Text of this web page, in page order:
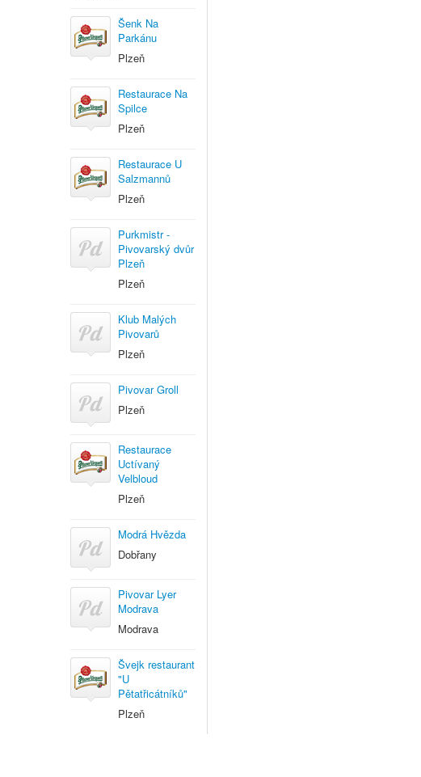
Šenk Na
Parkánu
Plzeň
Restaurace Na
Spilce
Plzeň
Restaurace U
Salzmannů
Plzeň
Purkmistr -
Pivovarský dvůr
Plzeň
Plzeň
Klub Malých
Pivovarů
Plzeň
Pivovar Groll
Plzeň
Restaurace
Uctívaný
Velbloud
Plzeň
Modrá Hvězda
Dobřany
Pivovar Lyer
Modrava
Modrava
Švejk restaurant
"U
Pětatřicátníků"
Plzeň